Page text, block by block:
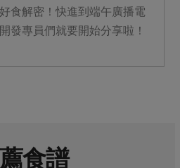
食解密！快進到端午廣播電
發專員們就要開始分享啦！
食譜